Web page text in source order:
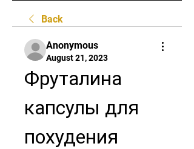
Back
Anonymous
August 21, 2023
Фруталина
капсулы для
похудения